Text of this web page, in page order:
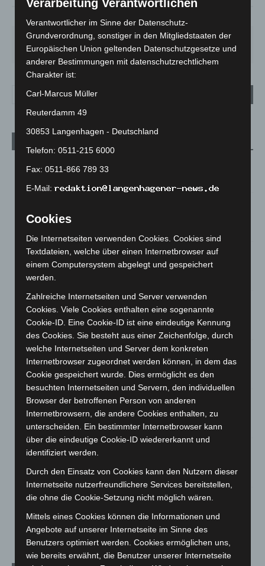
MO.
27°
DI.
25°
MI.
26°
DO.
30°
FR.
34°
M’era Luna 2026: 25.000 Fans feiern in Hildesheim
Werke im Jacques’ Wein-Depot Isernhagen
A2: Zweite Turbobaustelle startet zwischen Hannover-West
und Bothfeld
8. August 2026
Niedersachsen: Feuerwehrkräfte kehren nach
Waldbrandeinsatz aus Spanien zurück
7. August 2026
Hannover: Erste Tigermücken-Population in Niedersachsen
entdeckt
7. August 2026
Brand im „Haus der Begegnung“ in Neuwarmbüchen schnell
eingedämmt
6. August 2026
Region Hannover: 21 neue Notfallsanitäter starten beim
5. August 2026
Mann läuft mit Hockeyschläger über A7 – Polizei sucht
Verarbeitung Verantwortlichen
Verantwortlicher im Sinne der Datenschutz-
Grundverordnung, sonstiger in den Mitgliedstaaten der
Europäischen Union geltenden Datenschutzgesetze und
anderer Bestimmungen mit datenschutzrechtlichem
Charakter ist:
Carl-Marcus Müller
Reuterdamm 49
30853 Langenhagen - Deutschland
Telefon: 0511-215 6000
Fax: 0511-866 789 33
E-Mail:
Cookies
Die Internetseiten verwenden Cookies. Cookies sind
Textdateien, welche über einen Internetbrowser auf
einem Computersystem abgelegt und gespeichert
werden.
Zahlreiche Internetseiten und Server verwenden
Cookies. Viele Cookies enthalten eine sogenannte
Cookie-ID. Eine Cookie-ID ist eine eindeutige Kennung
des Cookies. Sie besteht aus einer Zeichenfolge, durch
welche Internetseiten und Server dem konkreten
Internetbrowser zugeordnet werden können, in dem das
Cookie gespeichert wurde. Dies ermöglicht es den
besuchten Internetseiten und Servern, den individuellen
Browser der betroffenen Person von anderen
Internetbrowsern, die andere Cookies enthalten, zu
unterscheiden. Ein bestimmter Internetbrowser kann
über die eindeutige Cookie-ID wiedererkannt und
identifiziert werden.
Durch den Einsatz von Cookies kann den Nutzern dieser
Internetseite nutzerfreundlichere Services bereitstellen,
die ohne die Cookie-Setzung nicht möglich wären.
Mittels eines Cookies können die Informationen und
Angebote auf unserer Internetseite im Sinne des
Benutzers optimiert werden. Cookies ermöglichen uns,
wie bereits erwähnt, die Benutzer unserer Internetseite